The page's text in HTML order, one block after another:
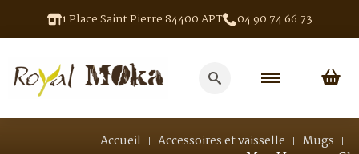
1 Place Saint Pierre 84400 APT 04 90 74 66 73
for:
Accueil Accessoires et vaisselle Mugs